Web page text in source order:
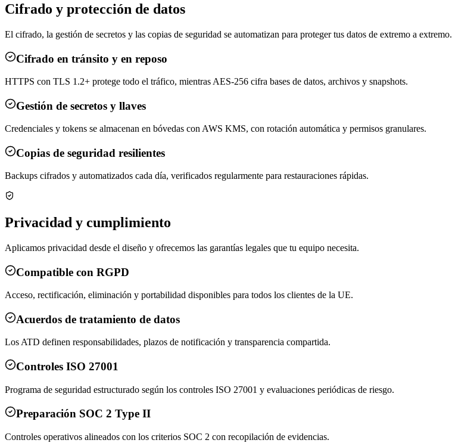
Cifrado y protección de datos
El cifrado, la gestión de secretos y las copias de seguridad se automatizan para proteger tus datos de extremo a extremo.
Cifrado en tránsito y en reposo
HTTPS con TLS 1.2+ protege todo el tráfico, mientras AES-256 cifra bases de datos, archivos y snapshots.
Gestión de secretos y llaves
Credenciales y tokens se almacenan en bóvedas con AWS KMS, con rotación automática y permisos granulares.
Copias de seguridad resilientes
Backups cifrados y automatizados cada día, verificados regularmente para restauraciones rápidas.
Privacidad y cumplimiento
Aplicamos privacidad desde el diseño y ofrecemos las garantías legales que tu equipo necesita.
Compatible con RGPD
Acceso, rectificación, eliminación y portabilidad disponibles para todos los clientes de la UE.
Acuerdos de tratamiento de datos
Los ATD definen responsabilidades, plazos de notificación y transparencia compartida.
Controles ISO 27001
Programa de seguridad estructurado según los controles ISO 27001 y evaluaciones periódicas de riesgo.
Preparación SOC 2 Type II
Controles operativos alineados con los criterios SOC 2 con recopilación de evidencias.